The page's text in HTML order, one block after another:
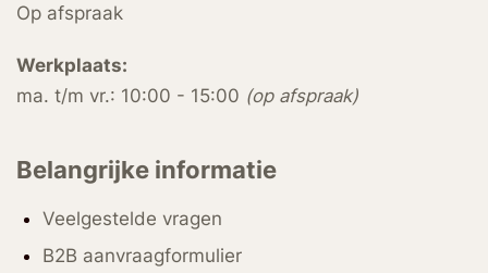
Op afspraak
Werkplaats:
ma. t/m vr.: 10:00 - 15:00 (op afspraak)
Belangrijke informatie
Veelgestelde vragen
B2B aanvraagformulier